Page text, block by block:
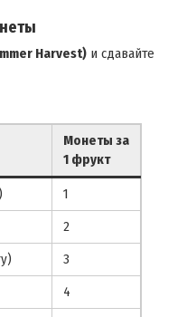
Harvest) и сдавайте
Монеты за
1 фрукт
1
2
3
4